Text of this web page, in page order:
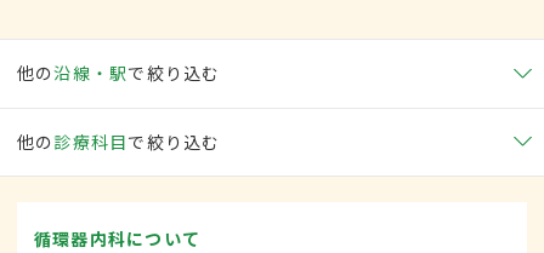
他の沿線・駅で絞り込む
他の 診療科目で絞り込む
循環器内科について